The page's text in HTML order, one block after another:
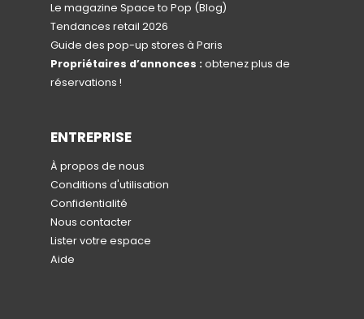
Le magazine Space to Pop (Blog)
Tendances retail 2026
Guide des pop-up stores à Paris
Propriétaires d’annonces : obtenez plus de
réservations !
ENTREPRISE
À propos de nous
Conditions d'utilisation
Confidentialité
Nous contacter
Lister votre espace
Aide